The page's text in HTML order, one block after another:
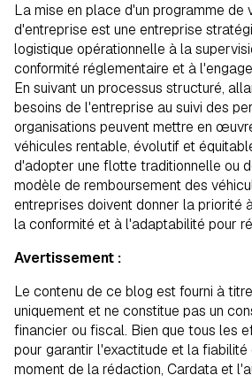
La mise en place d'un programme de
d'entreprise est une entreprise
logistique opérationnelle à la
conformité réglementaire et à
En suivant un processus structuré,
besoins de l'entreprise au suivi des
organisations peuvent mettre en
véhicules rentable, évolutif et
d'adopter une flotte traditionnelle ou
modèle de remboursement des
entreprises doivent donner la priorité
la conformité et à l'adaptabilité pour
Avertissement :
Le contenu de ce blog est fourni à
uniquement et ne constitue pas un
financier ou fiscal. Bien que tous les
pour garantir l'exactitude et la fiabilité
moment de la rédaction, Cardata et